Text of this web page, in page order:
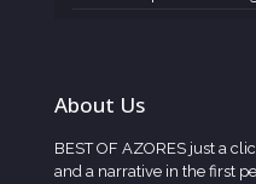
About Us
BEST OF AZORES just a
and a narrative in the first